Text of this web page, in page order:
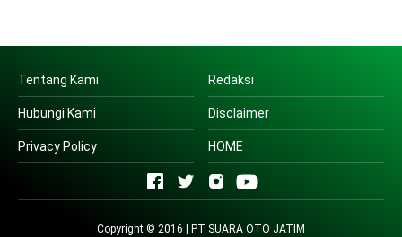
Tentang Kami Redaksi
Hubungi Kami Disclaimer
Privacy Policy HOME
Copyright © 2016 | PT SUARA OTO JATIM